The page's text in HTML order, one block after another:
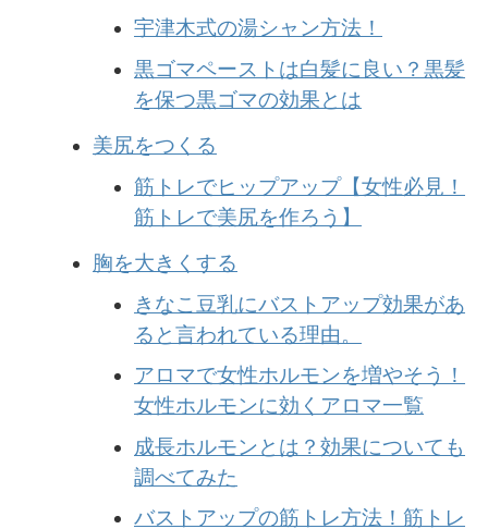
宇津木式の湯シャン方法！
黒ゴマペーストは白髪に良い？黒髪
を保つ黒ゴマの効果とは
美尻をつくる
筋トレでヒップアップ【女性必見！
筋トレで美尻を作ろう】
胸を大きくする
きなこ豆乳にバストアップ効果があ
ると言われている理由。
アロマで女性ホルモンを増やそう！
女性ホルモンに効くアロマ一覧
成長ホルモンとは？効果についても
調べてみた
バストアップの筋トレ方法！筋トレ